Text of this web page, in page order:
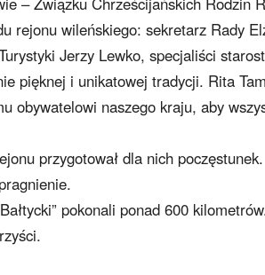
rejonu wileńskiego: sekretarz Rady
Jerzy Lewko, specjaliści
pięknej i unikatowej tradycji. Rita
obywatelowi naszego kraju, aby
przygotował dla nich poczęstunek.
pokonali ponad 600